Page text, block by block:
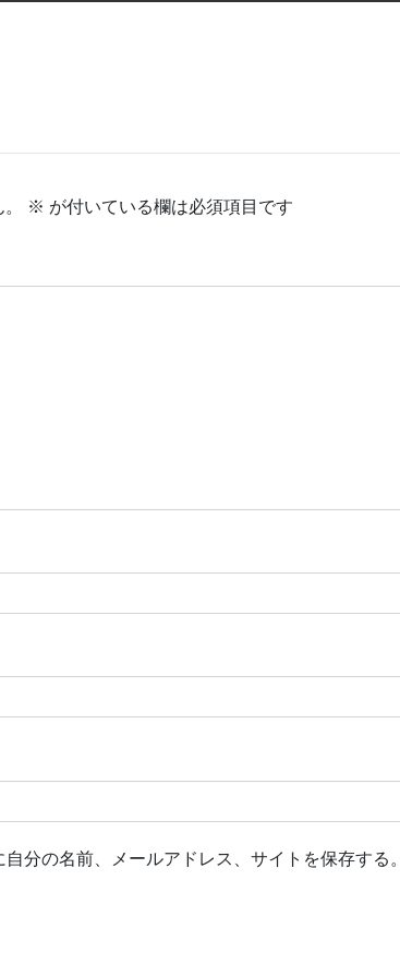
※ が付いている欄は必須項目です
分の名前、メールアドレス、サイトを保存する。